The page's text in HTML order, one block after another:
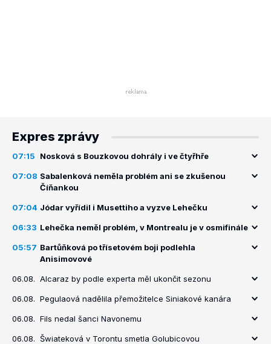
Expres zprávy
07:15 Nosková s Bouzkovou dohrály i ve čtyřhře
07:08 Sabalenková neměla problém ani se zkušenou
Číňankou
07:04 Jódar vyřídil i Musettiho a vyzve Lehečku
06:33 Lehečka neměl problém, v Montrealu je v osmifinále
05:57 Bartůňková po třísetovém boji podlehla
Anisimovové
06.08. Alcaraz by podle experta měl ukončit sezonu
06.08. Pegulaová nadělila přemožitelce Siniakové kanára
06.08. Fils nedal šanci Navonemu
06.08. Šwiateková v Torontu smetla Golubicovou